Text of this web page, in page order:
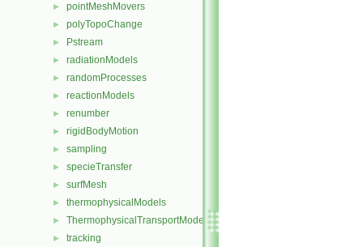
► pointMeshMovers
► polyTopoChange
► Pstream
► radiationModels
► randomProcesses
► reactionModels
► renumber
► rigidBodyMotion
► sampling
► specieTransfer
► surfMesh
► thermophysicalModels
► ThermophysicalTransportModels
► tracking